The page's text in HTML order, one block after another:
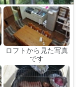
ロフトから見た写真
です